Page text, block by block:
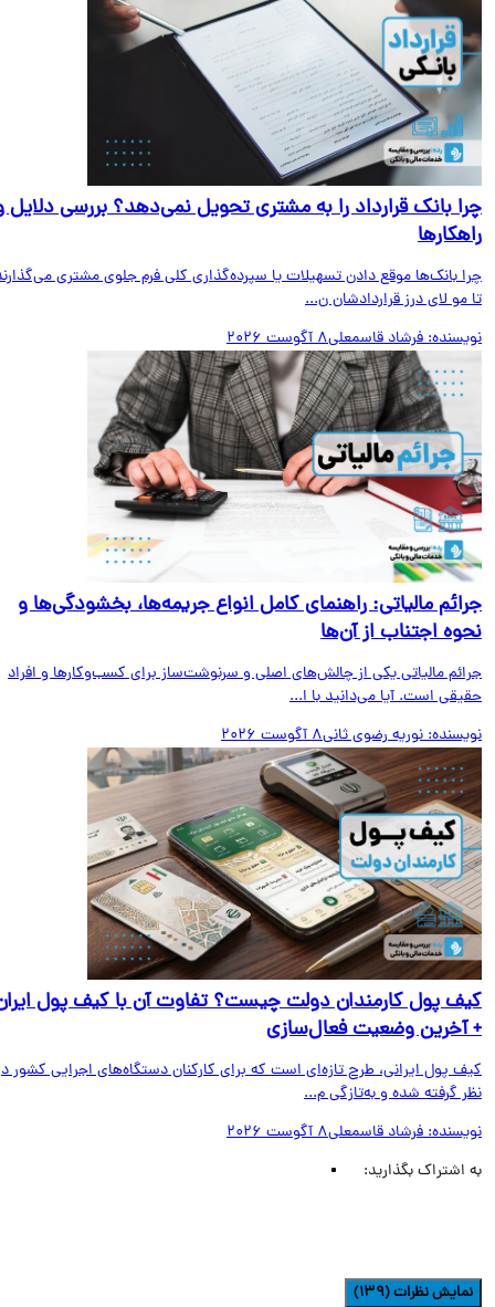
بانک قرارداد را به مشتری تحویل نمی‌دهد؟ بررسی دلایل و
بانک‌ها موقع دادن تسهیلات یا سپرده‌گذاری کلی فرم جلوی مشتری می‌گذارند
مو لای درز قراردادشان ن...
فرشاد قاسمعلی8 آگوست 2026
مالیاتی: راهنمای کامل انواع جریمه‌ها، بخشودگی‌ها و
اجتناب از آن‌ها
مالیاتی یکی از چالش‌های اصلی و سرنوشت‌ساز برای کسب‌وکارها و افراد
است. آیا می‌دانید با ا...
نوریه رضوی ثانی8 آگوست 2026
پول کارمندان دولت چیست؟ تفاوت آن با کیف پول ایران
وضعیت فعال‌سازی
پول ایرانی، طرح تازه‌ای است که برای کارکنان دستگاه‌های اجرایی کشور در
گرفته شده و به‌تازگی م...
فرشاد قاسمعلی8 آگوست 2026
اشتراک بگذارید:
نظرات (139)